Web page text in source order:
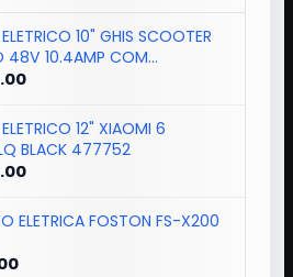
10" GHIS SCOOTER
48V 10.4AMP COM
12" XIAOMI 6
BLACK 477752
ELETRICA FOSTON FS-X200